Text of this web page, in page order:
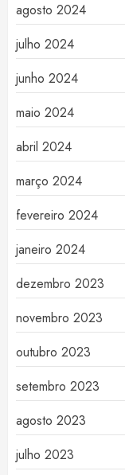
agosto 2024
julho 2024
junho 2024
maio 2024
abril 2024
março 2024
fevereiro 2024
janeiro 2024
dezembro 2023
novembro 2023
outubro 2023
setembro 2023
agosto 2023
julho 2023